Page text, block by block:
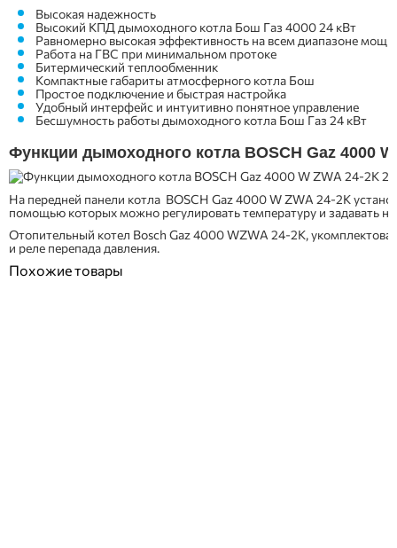
Высокая надежность
Высокий КПД дымоходного котла Бош Газ 4000 24 кВт
Равномерно высокая эффективность на всем диапазоне
Работа на ГВС при минимальном протоке
Битермический теплообменник
Компактные габариты атмосферного котла Бош
Простое подключение и быстрая настройка
Удобный интерфейс и интуитивно понятное управление
Бесшумность работы дымоходного котла Бош Газ 24 кВт
Функции дымоходного котла BOSCH Gaz 4000
На передней панели котла BOSCH Gaz 4000 W ZWA 24-2K
помощью которых можно регулировать температуру и задавать
Отопительный котел Bosch Gaz 4000 WZWA 24-2K,
и реле перепада давления.
Похожие товары